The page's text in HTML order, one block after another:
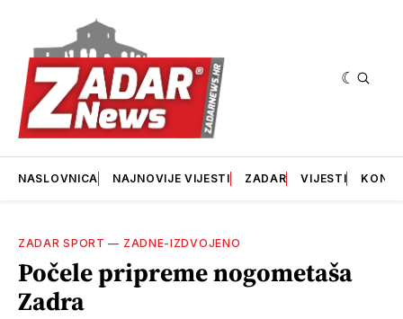
NASLOVNICA NAJNOVIJE VIJESTI ZADAR VIJESTI
ZADAR SPORT — ZADNE-IZDVOJENO
Počele pripreme nogometaša
Zadra